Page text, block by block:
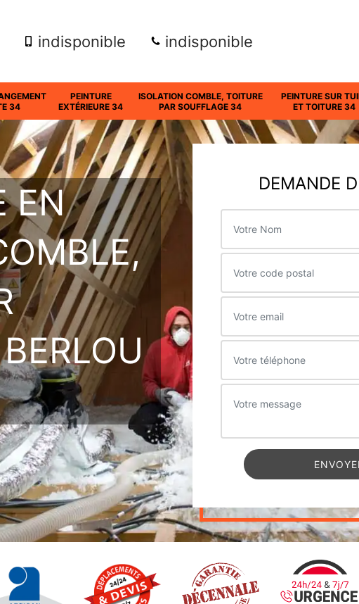
indisponible indisponible
34
PEINTURE
EXTÉRIEURE 34
ISOLATION COMBLE, TOITURE
PAR SOUFFLAGE 34
PEINTURE SUR
ET TOITURE 34
EN
DEMANDE